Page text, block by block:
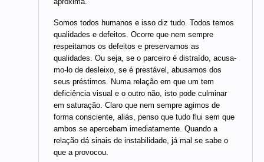
Somos todos humanos e isso diz tudo. Todos temos
qualidades e defeitos. Ocorre que nem sempre
respeitamos os defeitos e preservamos as
qualidades. Ou seja, se o parceiro é distraído, acusa-
mo-lo de desleixo, se é prestável, abusamos dos
seus préstimos. Numa relação em que um tem
deficiência visual e o outro não, isto pode culminar
em saturação. Claro que nem sempre agimos de
forma consciente, aliás, penso que tudo flui sem que
ambos se apercebam imediatamente. Quando a
relação dá sinais de instabilidade, já mal se sabe o
que a provocou.